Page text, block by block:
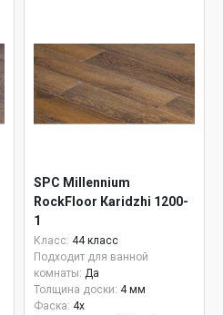
SPC Millennium
RockFloor Кaridzhi 1200-
1
Класс: 44 класс
Подходит для ванной
комнаты: Да
Толщина доски: 4 мм
Фаска: 4x